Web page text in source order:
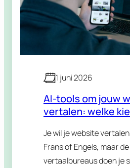
1 juni 2026
AI-tools om jouw
vertalen: welke
Je wil je website
Frans of Engels, maar
vertaalbureaus doen je